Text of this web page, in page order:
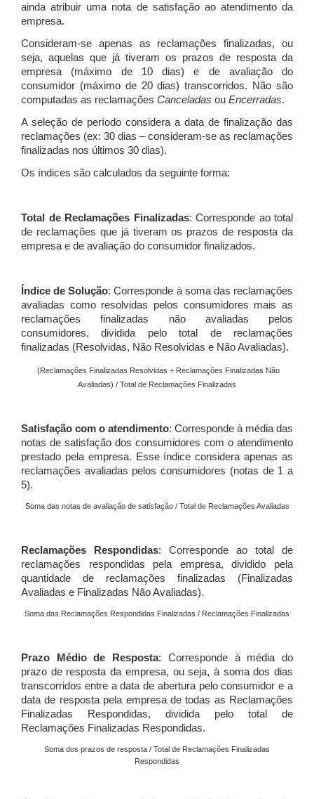
ainda atribuir uma nota de satisfação ao atendimento da
empresa.
Consideram-se apenas as reclamações finalizadas, ou
seja, aquelas que já tiveram os prazos de resposta da
empresa (máximo de 10 dias) e de avaliação do
consumidor (máximo de 20 dias) transcorridos. Não são
computadas as reclamações Canceladas ou Encerradas.
A seleção de período considera a data de finalização das
reclamações (ex: 30 dias – consideram-se as reclamações
finalizadas nos últimos 30 dias).
Os índices são calculados da seguinte forma:
Total de Reclamações Finalizadas: Corresponde ao total
de reclamações que já tiveram os prazos de resposta da
empresa e de avaliação do consumidor finalizados.
Índice de Solução: Corresponde à soma das reclamações
avaliadas como resolvidas pelos consumidores mais as
reclamações finalizadas não avaliadas pelos
consumidores, dividida pelo total de reclamações
finalizadas (Resolvidas, Não Resolvidas e Não Avaliadas).
(Reclamações Finalizadas Resolvidas + Reclamações Finalizadas Não
Avaliadas) / Total de Reclamações Finalizadas
Satisfação com o atendimento: Corresponde à média das
notas de satisfação dos consumidores com o atendimento
prestado pela empresa. Esse índice considera apenas as
reclamações avaliadas pelos consumidores (notas de 1 a
5).
Soma das notas de avaliação de satisfação / Total de Reclamações Avaliadas
Reclamações Respondidas: Corresponde ao total de
reclamações respondidas pela empresa, dividido pela
quantidade de reclamações finalizadas (Finalizadas
Avaliadas e Finalizadas Não Avaliadas).
Soma das Reclamações Respondidas Finalizadas / Reclamações Finalizadas
Prazo Médio de Resposta: Corresponde à média do
prazo de resposta da empresa, ou seja, à soma dos dias
transcorridos entre a data de abertura pelo consumidor e a
data de resposta pela empresa de todas as Reclamações
Finalizadas Respondidas, dividida pelo total de
Reclamações Finalizadas Respondidas.
Soma dos prazos de resposta / Total de Reclamações Finalizadas
Respondidas